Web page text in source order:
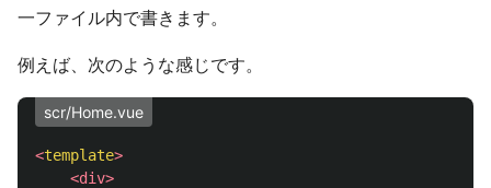
一ファイル内で書きます。
例えば、次のような感じです。
scr/Home.vue
<template>
<div>